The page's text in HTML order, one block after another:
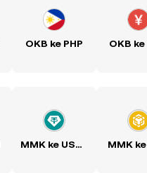
OKB ke PHP OKB ke
MMK ke USDT MMK